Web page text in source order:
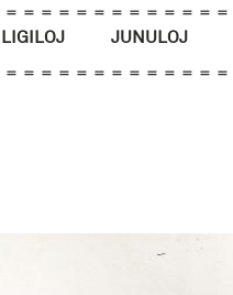
LIGILOJ JUNULOJ